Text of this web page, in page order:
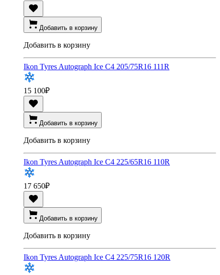
Добавить в корзину
Добавить в корзину
Ikon Tyres Autograph Ice C4 205/75R16 111R
15 100₽
Добавить в корзину
Добавить в корзину
Ikon Tyres Autograph Ice C4 225/65R16 110R
17 650₽
Добавить в корзину
Добавить в корзину
Ikon Tyres Autograph Ice C4 225/75R16 120R